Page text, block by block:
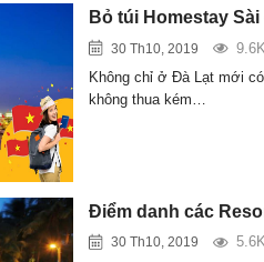
Bỏ túi Homestay
30 Th10, 2019
Không chỉ ở Đà Lạt mới
không thua kém…
Điểm danh các
30 Th10, 2019